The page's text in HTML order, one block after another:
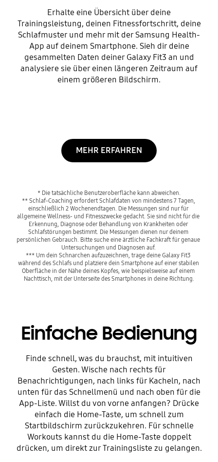
Erhalte eine Übersicht über deine
Trainingsleistung, deinen Fitnessfortschritt, deine
Schlafmuster und mehr mit der Samsung Health-
App auf deinem Smartphone. Sieh dir deine
gesammelten Daten deiner Galaxy Fit3 an und
analysiere sie über einen längeren Zeitraum auf
einem größeren Bildschirm.
MEHR ERFAHREN
* Die tatsächliche Benutzeroberfläche kann abweichen.
** Schlaf-Coaching erfordert Schlafdaten von mindestens 7 Tagen,
einschließlich 2 Wochenendtagen. Die Messungen sind nur für
allgemeine Wellness- und Fitnesszwecke gedacht. Sie sind nicht für die
Erkennung, Diagnose oder Behandlung von Krankheiten oder
Schlafstörungen bestimmt. Die Messungen dienen nur deinem
persönlichen Gebrauch. Bitte suche eine ärztliche Fachkraft für genaue
Untersuchungen und Diagnosen auf.
*** Um dein Schnarchen aufzuzeichnen, trage deine Galaxy Fit3
während des Schlafs und platziere dein Smartphone auf einer stabilen
Oberfläche in der Nähe deines Kopfes, wie beispielsweise auf einem
Nachttisch, mit der Unterseite des Smartphones in deine Richtung.
Einfache Bedienung
Finde schnell, was du brauchst, mit intuitiven
Gesten. Wische nach rechts für
Benachrichtigungen, nach links für Kacheln, nach
unten für das Schnellmenü und nach oben für die
App-Liste. Willst du von vorne anfangen? Drücke
einfach die Home-Taste, um schnell zum
Startbildschirm zurückzukehren. Für schnelle
Workouts kannst du die Home-Taste doppelt
drücken, um direkt zur Trainingsliste zu gelangen.